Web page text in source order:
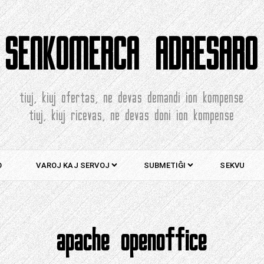
SENKOMERCA ADRESARO
tiuj, kiuj ofertas, ne devas demandi ion kompense
tiuj, kiuj ricevas, ne devas doni ion kompense
VAROJ KAJ SERVOJ SUBMETIĜI SEKVU
apache openoffice